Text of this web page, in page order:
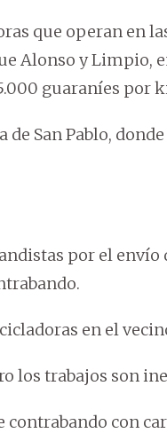
que operan en
Alonso y Limpio,
guaraníes por
San Pablo,
por el envío
en el
los trabajos son
con